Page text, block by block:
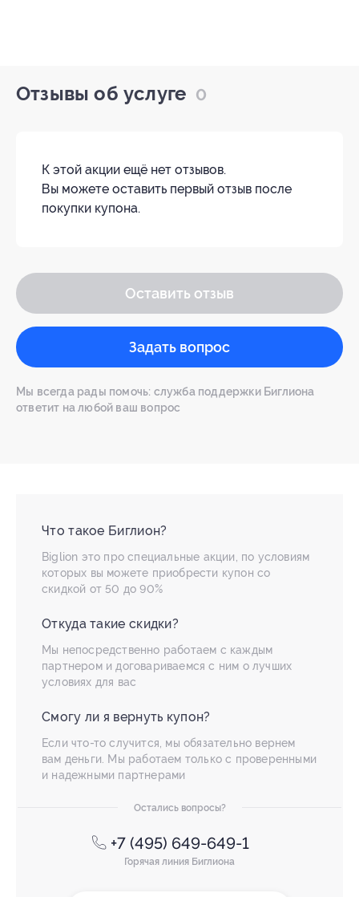
Отзывы об услуге 0
К этой акции ещё нет отзывов.
Вы можете оставить первый отзыв после
покупки купона.
Оставить отзыв
Задать вопрос
Мы всегда рады помочь: служба поддержки Биглиона
ответит на любой ваш вопрос
Что такое Биглион?
Biglion это про специальные акции, по условиям
которых вы можете приобрести купон со
скидкой от 50 до 90%
Откуда такие скидки?
Мы непосредственно работаем с каждым
партнером и договариваемся с ним о лучших
условиях для вас
Смогу ли я вернуть купон?
Если что-то случится, мы обязательно вернем
вам деньги. Мы работаем только с проверенными
и надежными партнерами
Остались вопросы?
+7 (495) 649-649-1
Горячая линия Биглиона